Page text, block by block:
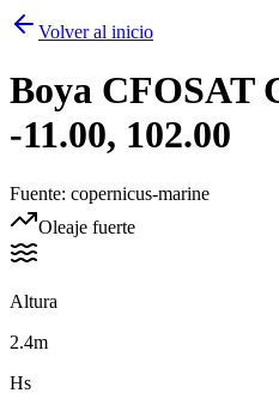
Volver al inicio
Boya CFOSAT
-11.00, 102.00
Fuente: copernicus-marine
Oleaje fuerte
Altura
2.4m
Hs